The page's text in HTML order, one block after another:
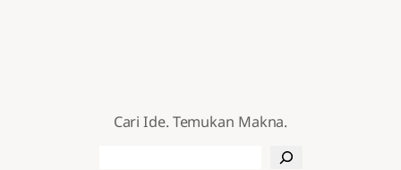
Cari Ide. Temukan Makna.